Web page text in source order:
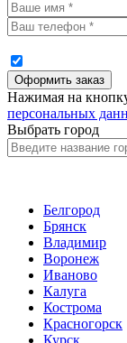
Нажимая на
персональных
Выбрать город
Белгород
Брянск
Владимир
Воронеж
Иваново
Калуга
Кострома
Красногорск
Курск